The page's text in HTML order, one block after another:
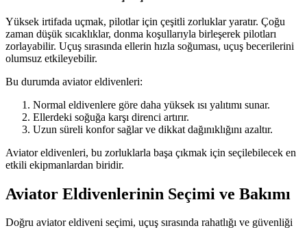
Yüksek irtifada uçmak, pilotlar için çeşitli zorluklar yaratır. Çoğu
zaman düşük sıcaklıklar, donma koşullarıyla birleşerek pilotları
zorlayabilir. Uçuş sırasında ellerin hızla soğuması, uçuş becerilerini
olumsuz etkileyebilir.
Bu durumda aviator eldivenleri:
Normal eldivenlere göre daha yüksek ısı yalıtımı sunar.
Ellerdeki soğuğa karşı direnci artırır.
Uzun süreli konfor sağlar ve dikkat dağınıklığını azaltır.
Aviator eldivenleri, bu zorluklarla başa çıkmak için seçilebilecek en
etkili ekipmanlardan biridir.
Aviator Eldivenlerinin Seçimi ve Bakımı
Doğru aviator eldiveni seçimi, uçuş sırasında rahatlığı ve güvenliği